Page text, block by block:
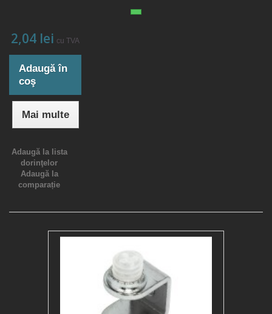
2,04 lei cu TVA
Adaugă în
coş
Mai multe
Adaugă la lista
dorinţelor
Adaugă la
comparație